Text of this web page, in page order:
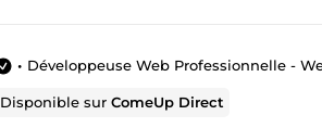
• Développeuse Web Professionnelle -
Disponible surComeUp Direct